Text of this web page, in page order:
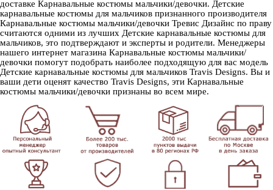
доставке Карнавальные костюмы мальчики/девочки. Детские
карнавальные костюмы для мальчиков признанного производителя
Карнавальные костюмы мальчики/девочки Тревис Дизайнс по праву
считаются одними из лучших Детские карнавальные костюмы для
мальчиков, это подтверждают и эксперты и родители. Менеджеры
нашего интернет магазина Карнавальные костюмы мальчики/
девочки помогут подобрать наиболее подходящую для вас модель
Детские карнавальные костюмы для мальчиков Travis Designs. Вы и
ваши дети оценят качество Travis Designs, эти Карнавальные
костюмы мальчики/девочки признаны во всем мире.